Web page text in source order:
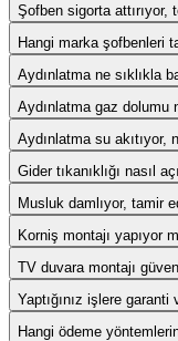
Şofben sigorta attırıyor,
Hangi marka şofbenleri
Aydınlatma ne sıklıkla
Aydınlatma gaz dolumu
Aydınlatma su akıtıyor,
Gider tıkanıklığı nasıl
Musluk damlıyor, tamir
Korniş montajı yapıyor
TV duvara montajı
Yaptığınız işlere
Hangi ödeme